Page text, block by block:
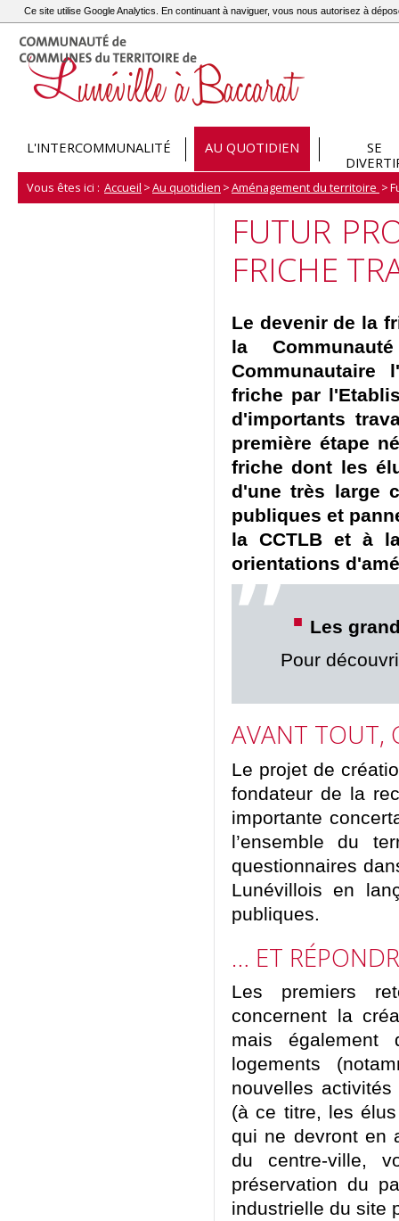
Ce site utilise Google Analytics. En continuant à naviguer, vous nous autorisez à
Vous êtes ici : Accueil >Au quotidien >Aménagement du territoire >
L'INTERCOMMUNALITÉ AU QUOTIDIEN
SE
FUTUR
FRICHE
Le devenir de la
la
friche par
d'importants
première étape
friche dont les
d'une très large
publiques et
la CCTLB et à
orientations
Les
Pour
AVANT TOUT,
Le projet de
fondateur de la
importante
l’ensemble du
questionnaires
Lunévillois en
publiques.
… ET
Les premiers
concernent la
mais également
logements
nouvelles
(à ce titre, les
qui ne devront en
du centre-ville,
préservation du
industrielle du site